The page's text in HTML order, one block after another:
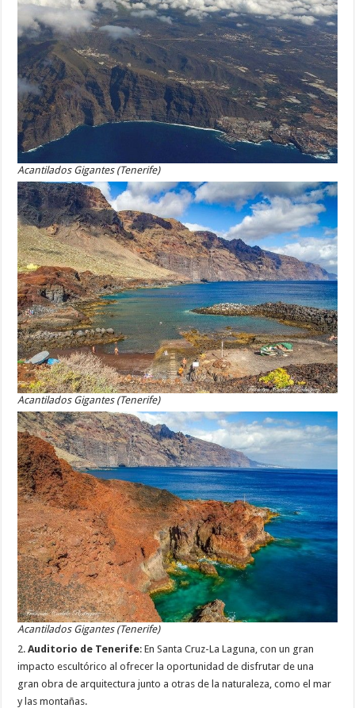
Acantilados Gigantes (Tenerife)
Acantilados Gigantes (Tenerife)
Acantilados Gigantes (Tenerife)
2.Auditorio de Tenerife: En Santa Cruz-La Laguna, con un gran
impacto escultórico al ofrecer la oportunidad de disfrutar de una
gran obra de arquitectura junto a otras de la naturaleza, como el mar
y las montañas.